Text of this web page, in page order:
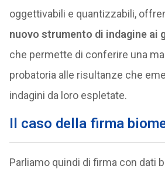
oggettivabili e quantizzabili,
nuovo strumento di indagine ai
che permette di conferire una
probatoria alle risultanze che
indagini da loro espletate.
Il caso della firma
Parliamo quindi di firma con dati